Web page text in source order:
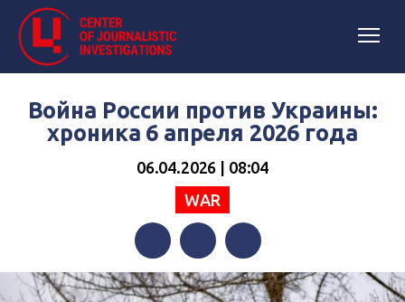
Война России против Украины:
хроника 6 апреля 2026 года
06.04.2026 | 08:04
WAR
FacebookTwitterTelegram